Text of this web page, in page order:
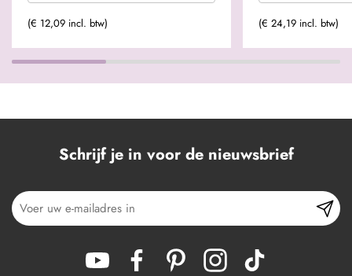
(€ 12,09 incl. btw) (€ 24,19 incl. btw)
Schrijf je in voor de nieuwsbrief